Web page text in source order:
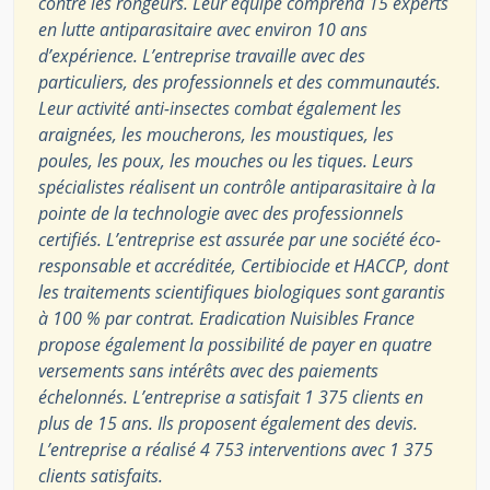
en lutte antiparasitaire avec environ 10 ans
d’expérience. L’entreprise travaille avec des
particuliers, des professionnels et des communautés.
Leur activité anti-insectes combat également les
araignées, les moucherons, les moustiques, les
poules, les poux, les mouches ou les tiques. Leurs
spécialistes réalisent un contrôle antiparasitaire à la
pointe de la technologie avec des professionnels
certifiés. L’entreprise est assurée par une société éco-
responsable et accréditée, Certibiocide et HACCP, dont
les traitements scientifiques biologiques sont garantis
à 100 % par contrat. Eradication Nuisibles France
propose également la possibilité de payer en quatre
versements sans intérêts avec des paiements
échelonnés. L’entreprise a satisfait 1 375 clients en
plus de 15 ans. Ils proposent également des devis.
L’entreprise a réalisé 4 753 interventions avec 1 375
clients satisfaits.